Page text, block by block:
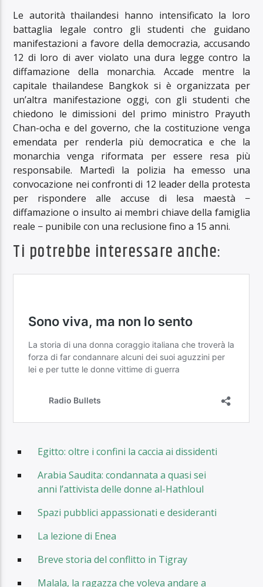
Le autorità thailandesi hanno intensificato la loro
battaglia legale contro gli studenti che guidano
manifestazioni a favore della democrazia, accusando
12 di loro di aver violato una dura legge contro la
diffamazione della monarchia. Accade mentre la
capitale thailandese Bangkok si è organizzata per
un’altra manifestazione oggi, con gli studenti che
chiedono le dimissioni del primo ministro Prayuth
Chan-ocha e del governo, che la costituzione venga
emendata per renderla più democratica e che la
monarchia venga riformata per essere resa più
responsabile. Martedì la polizia ha emesso una
convocazione nei confronti di 12 leader della protesta
per rispondere alle accuse di lesa maestà −
diffamazione o insulto ai membri chiave della famiglia
reale − punibile con una reclusione fino a 15 anni.
Ti potrebbe interessare anche:
Egitto: oltre i confini la caccia ai dissidenti
Arabia Saudita: condannata a quasi sei
anni l’attivista delle donne al-Hathloul
Spazi pubblici appassionati e desideranti
La lezione di Enea
Breve storia del conflitto in Tigray
Malala, la ragazza che voleva andare a